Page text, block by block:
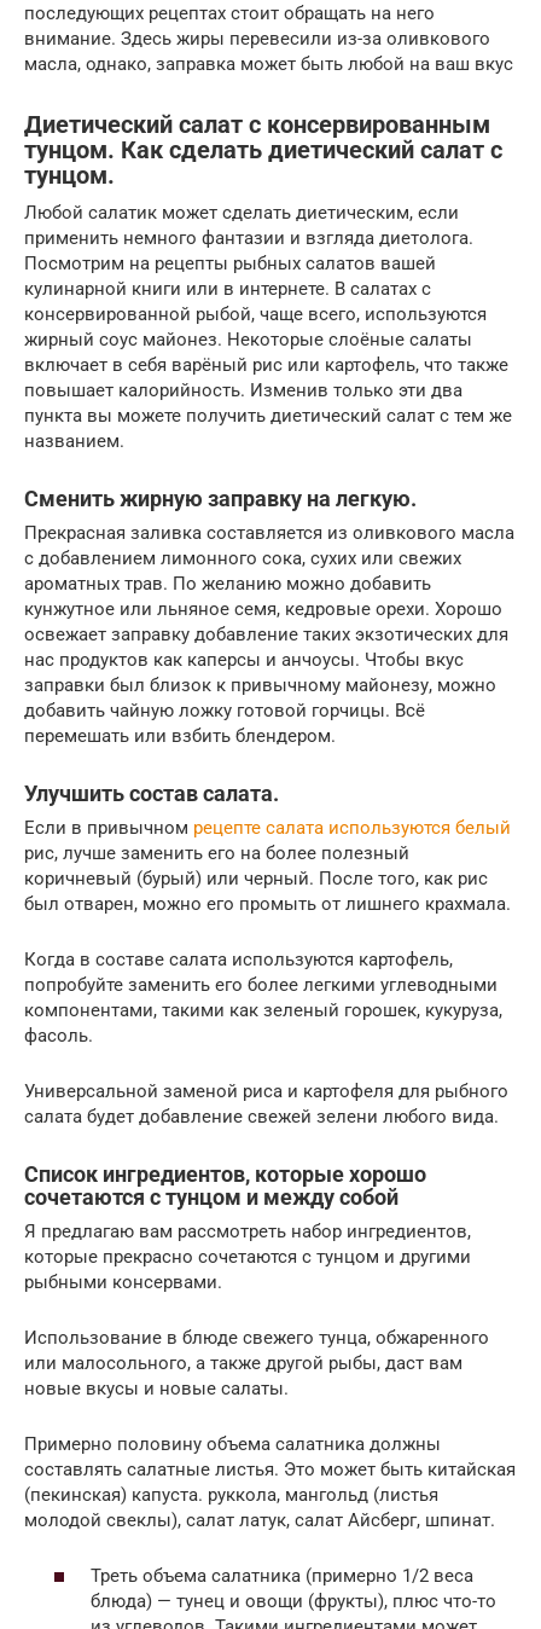
последующих рецептах стоит обращать на него
внимание. Здесь жиры перевесили из-за оливкового
масла, однако, заправка может быть любой на ваш вкус
Диетический салат с консервированным
тунцом. Как сделать диетический салат с
тунцом.
Любой салатик может сделать диетическим, если
применить немного фантазии и взгляда диетолога.
Посмотрим на рецепты рыбных салатов вашей
кулинарной книги или в интернете. В салатах с
консервированной рыбой, чаще всего, используются
жирный соус майонез. Некоторые слоёные салаты
включает в себя варёный рис или картофель, что также
повышает калорийность. Изменив только эти два
пункта вы можете получить диетический салат с тем же
названием.
Сменить жирную заправку на легкую.
Прекрасная заливка составляется из оливкового масла
с добавлением лимонного сока, сухих или свежих
ароматных трав. По желанию можно добавить
кунжутное или льняное семя, кедровые орехи. Хорошо
освежает заправку добавление таких экзотических для
нас продуктов как каперсы и анчоусы. Чтобы вкус
заправки был близок к привычному майонезу, можно
добавить чайную ложку готовой горчицы. Всё
перемешать или взбить блендером.
Улучшить состав салата.
Если в привычном рецепте салата используются белый
рис, лучше заменить его на более полезный
коричневый (бурый) или черный. После того, как рис
был отварен, можно его промыть от лишнего крахмала.
Когда в составе салата используются картофель,
попробуйте заменить его более легкими углеводными
компонентами, такими как зеленый горошек, кукуруза,
фасоль.
Универсальной заменой риса и картофеля для рыбного
салата будет добавление свежей зелени любого вида.
Список ингредиентов, которые хорошо
сочетаются с тунцом и между собой
Я предлагаю вам рассмотреть набор ингредиентов,
которые прекрасно сочетаются с тунцом и другими
рыбными консервами.
Использование в блюде свежего тунца, обжаренного
или малосольного, а также другой рыбы, даст вам
новые вкусы и новые салаты.
Примерно половину объема салатника должны
составлять салатные листья. Это может быть китайская
(пекинская) капуста. руккола, мангольд (листья
молодой свеклы), салат латук, салат Айсберг, шпинат.
Треть объема салатника (примерно 1/2 веса
блюда) — тунец и овощи (фрукты), плюс что-то